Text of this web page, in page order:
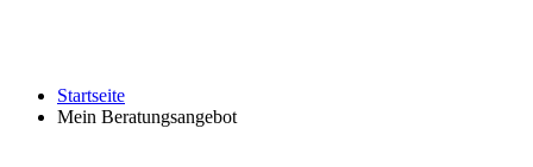
Startseite
Mein Beratungsangebot